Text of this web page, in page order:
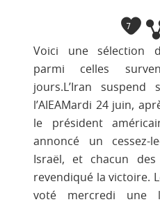
7
Voici une sélection
parmi celles
jours.L’Iran suspend
l’AIEAMardi 24 juin,
le président
annoncé un cessez-
Israël, et chacun
revendiqué la victoire.
voté mercredi